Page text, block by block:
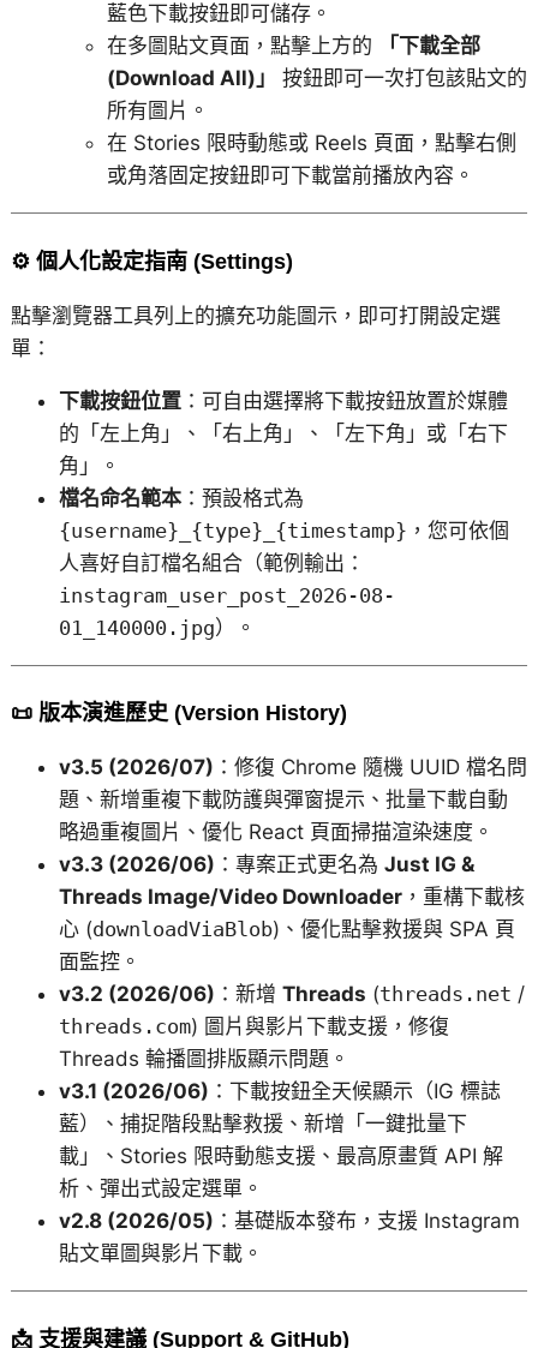
藍色下載按鈕即可儲存。
在多圖貼文頁面，點擊上方的
「下載全部
(Download All)」
按鈕即可一次打包該貼文的
所有圖片。
在 Stories 限時動態或 Reels 頁面，點擊右側
或角落固定按鈕即可下載當前播放內容。
⚙️ 個人化設定指南 (Settings)
點擊瀏覽器工具列上的擴充功能圖示，即可打開設定選
單：
下載按鈕位置：可自由選擇將下載按鈕放置於媒體
的「左上角」、「右上角」、「左下角」或「右下
角」。
檔名命名範本：預設格式為
{username}_{type}_{timestamp} ，您可依個
人喜好自訂檔名組合（範例輸出：
instagram_user_post_2026-08-
01_140000.jpg）。
📜 版本演進歷史 (Version History)
v3.5 (2026/07) ：修復 Chrome 隨機 UUID 檔名問
題、新增重複下載防護與彈窗提示、批量下載自動
略過重複圖片、優化 React 頁面掃描渲染速度。
v3.3 (2026/06) ：專案正式更名為 Just IG &
Threads Image/Video Downloader，重構下載核
心 (downloadViaBlob)、優化點擊救援與 SPA 頁
面監控。
v3.2 (2026/06) ：新增 Threads (threads.net /
threads.com) 圖片與影片下載支援，修復
Threads 輪播圖排版顯示問題。
v3.1 (2026/06) ：下載按鈕全天候顯示（IG 標誌
藍）、捕捉階段點擊救援、新增「一鍵批量下
載」、Stories 限時動態支援、最高原畫質 API 解
析、彈出式設定選單。
v2.8 (2026/05) ：基礎版本發布，支援 Instagram
貼文單圖與影片下載。
📩 支援與建議 (Support & GitHub)